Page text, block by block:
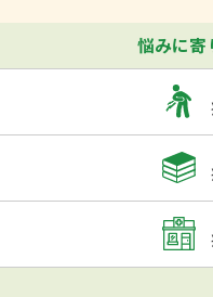
悩みに寄